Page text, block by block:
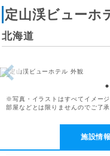
定山渓ビューホ
北海道
※写真・イラストはすべてイメー
部屋などとは限りませんのでご了承
施設情報